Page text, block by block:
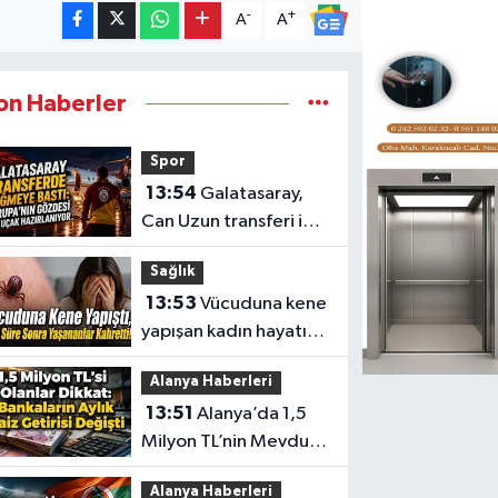
A- A+
Haberler
Spor
13:54
Can Uzun transferi için
Frankfurt ile görüşüyor
Sağlık
13:53 Vücuduna kene
yapışan kadın hayatını
kaybetti
Alanya Haberleri
13:51 Alanya’da 1,5
Milyon TL’nin Mevduat
Getirisi Değişti
Alanya Haberleri